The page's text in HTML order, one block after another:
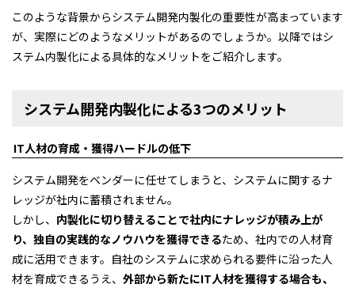
このような背景からシステム開発内製化の重要性が高まっています
が、実際にどのようなメリットがあるのでしょうか。以降ではシ
ステム内製化による具体的なメリットをご紹介します。
システム開発内製化による3つのメリット
IT人材の育成・獲得ハードルの低下
システム開発をベンダーに任せてしまうと、システムに関するナ
レッジが社内に蓄積されません。
しかし、 内製化に切り替えることで社内にナレッジが積み上が
り、独自の実践的なノウハウを獲得できるため、社内での人材育
成に活用できます。自社のシステムに求められる要件に沿った人
材を育成できるうえ、 外部から新たにIT人材を獲得する場合も、